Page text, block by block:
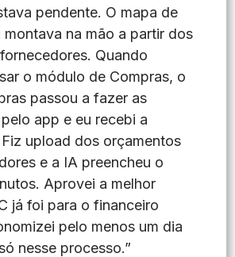
pendente. O mapa de
na mão a partir dos
Quando
o módulo de Compras, o
passou a fazer as
app e eu recebi a
upload dos orçamentos
e a IA preencheu o
Aprovei a melhor
já foi para o financeiro
pelo menos um dia
nesse processo.”